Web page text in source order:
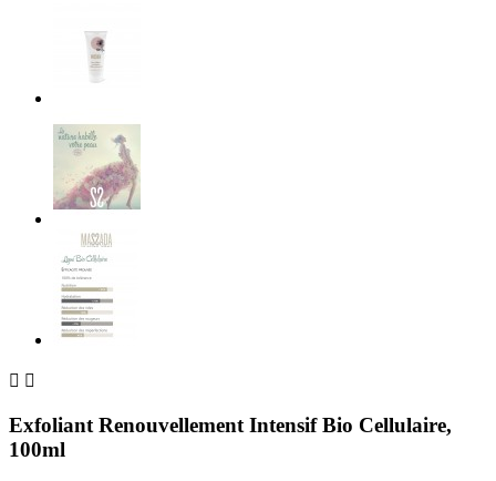
 
Exfoliant Renouvellement Intensif Bio Cellulaire,
100ml